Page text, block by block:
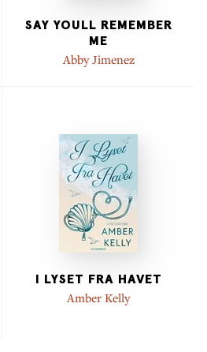
SAY YOULL REMEMBER
ME
Abby Jimenez
I LYSET FRA HAVET
Amber Kelly